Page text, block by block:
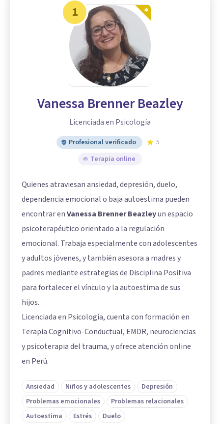
1
Vanessa Brenner Beazley
Licenciada en Psicología
Profesional verificado
5
Terapia online
Quienes atraviesan ansiedad, depresión, duelo,
dependencia emocional o baja autoestima pueden
encontrar enVanessa Brenner Beazleyun espacio
psicoterapéutico orientado a la regulación
emocional. Trabaja especialmente con adolescentes
y adultos jóvenes, y también asesora a madres y
padres mediante estrategias de Disciplina Positiva
para fortalecer el vínculo y la autoestima de sus
hijos.
Licenciada en Psicología, cuenta con formación en
Terapia Cognitivo-Conductual, EMDR, neurociencias
y psicoterapia del trauma, y ofrece atención online
en Perú.
Ansiedad Niños y adolescentes
Depresión
Problemas emocionales
Problemas relacionales
Autoestima
Estrés Duelo